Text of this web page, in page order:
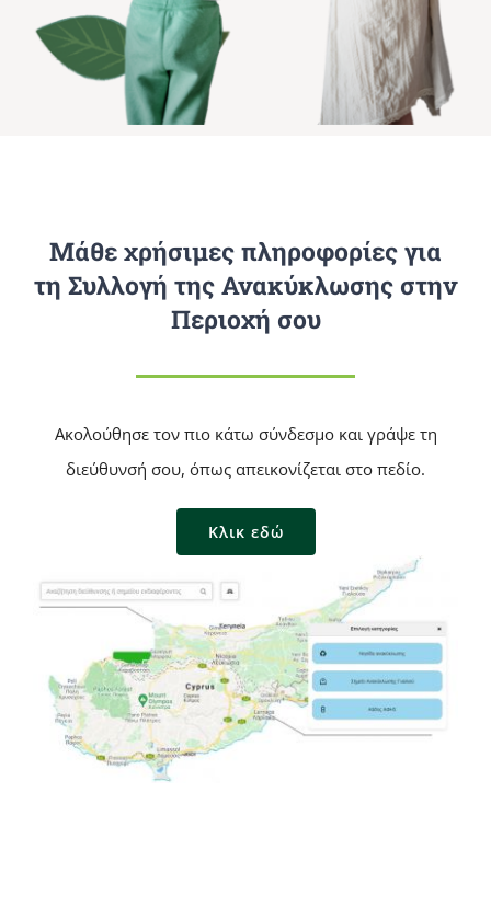
Μάθε χρήσιμες πληροφορίες για
τη Συλλογή της Ανακύκλωσης στην
Περιοχή σου
Aκολούθησε τον πιο κάτω σύνδεσμο και γράψε τη
διεύθυνσή σου, όπως απεικονίζεται στο πεδίο.
Κλικ εδώ